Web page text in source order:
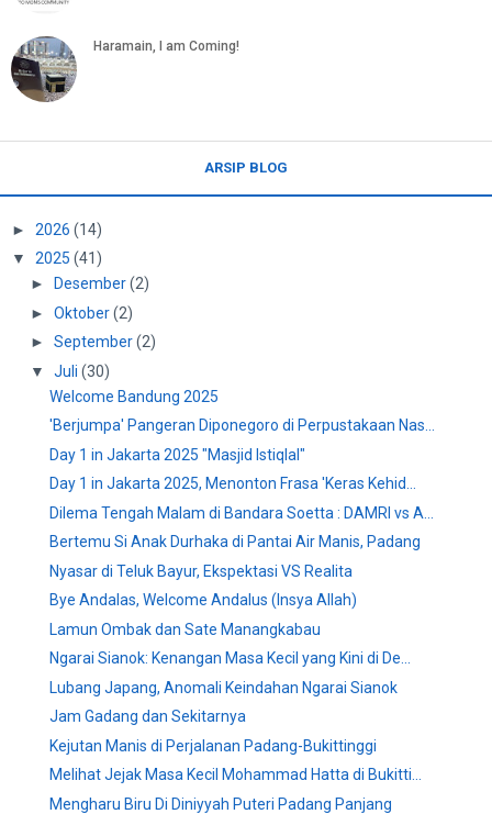
Haramain, I am Coming!
ARSIP BLOG
► 2026 (14)
▼ 2025 (41)
►
Desember(2)
► Oktober(2)
► September(2)
▼ Juli (30)
Welcome Bandung 2025
'Berjumpa' Pangeran Diponegoro di Perpustakaan Nas...
Day 1 in Jakarta 2025 "Masjid Istiqlal"
Day 1 in Jakarta 2025, Menonton Frasa 'Keras Kehid...
Dilema Tengah Malam di Bandara Soetta : DAMRI vs A...
Bertemu Si Anak Durhaka di Pantai Air Manis, Padang
Nyasar di Teluk Bayur, Ekspektasi VS Realita
Bye Andalas, Welcome Andalus (Insya Allah)
Lamun Ombak dan Sate Manangkabau
Ngarai Sianok: Kenangan Masa Kecil yang Kini di De...
Lubang Japang, Anomali Keindahan Ngarai Sianok
Jam Gadang dan Sekitarnya
Kejutan Manis di Perjalanan Padang-Bukittinggi
Melihat Jejak Masa Kecil Mohammad Hatta di Bukitti...
Mengharu Biru Di Diniyyah Puteri Padang Panjang